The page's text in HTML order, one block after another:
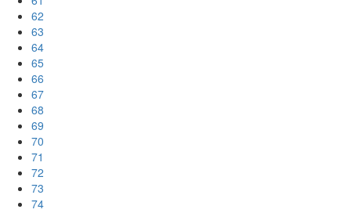
62
63
64
65
66
67
68
69
70
71
72
73
74